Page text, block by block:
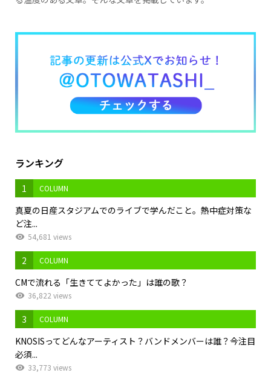
ランキング
1 COLUMN
真夏の日産スタジアムでのライブで学んだこと。熱中症対策な
ど注...
54,681 views
2 COLUMN
CMで流れる「生きててよかった」は誰の歌？
36,822 views
3 COLUMN
KNOSISってどんなアーティスト？バンドメンバーは誰？今注目
必須...
33,773 views